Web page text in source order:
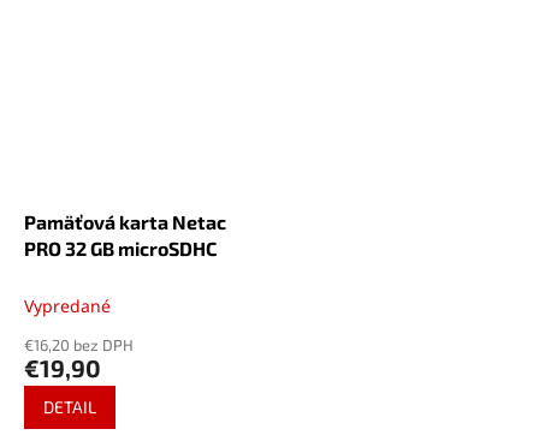
Pamäťová karta Netac
PRO 32 GB microSDHC
Vypredané
€16,20 bez DPH
€19,90
DETAIL